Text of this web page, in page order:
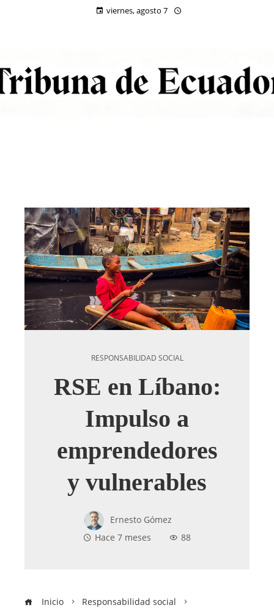
viernes, agosto 7
RESPONSABILIDAD SOCIAL
RSE en Líbano:
Impulso a
emprendedores
y vulnerables
Ernesto Gómez
Hace 7 meses
88
Inicio
Responsabilidad social